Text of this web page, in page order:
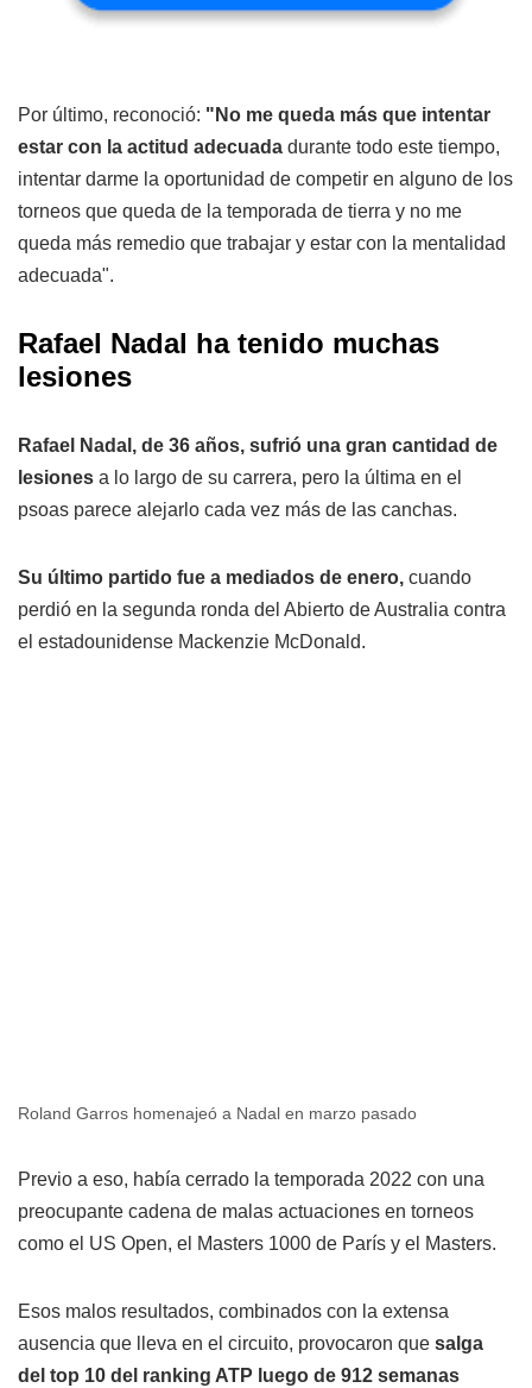
Por último, reconoció: "No me queda más que intentar
estar con la actitud adecuada durante todo este tiempo,
intentar darme la oportunidad de competir en alguno de los
torneos que queda de la temporada de tierra y no me
queda más remedio que trabajar y estar con la mentalidad
adecuada".
Rafael Nadal ha tenido muchas
lesiones
Rafael Nadal, de 36 años, sufrió una gran cantidad de
lesiones a lo largo de su carrera, pero la última en el
psoas parece alejarlo cada vez más de las canchas.
Su último partido fue a mediados de enero, cuando
perdió en la segunda ronda del Abierto de Australia contra
el estadounidense Mackenzie McDonald.
Roland Garros homenajeó a Nadal en marzo pasado
Previo a eso, había cerrado la temporada 2022 con una
preocupante cadena de malas actuaciones en torneos
como el US Open, el Masters 1000 de París y el Masters.
Esos malos resultados, combinados con la extensa
ausencia que lleva en el circuito, provocaron que salga
del top 10 del ranking ATP luego de 912 semanas